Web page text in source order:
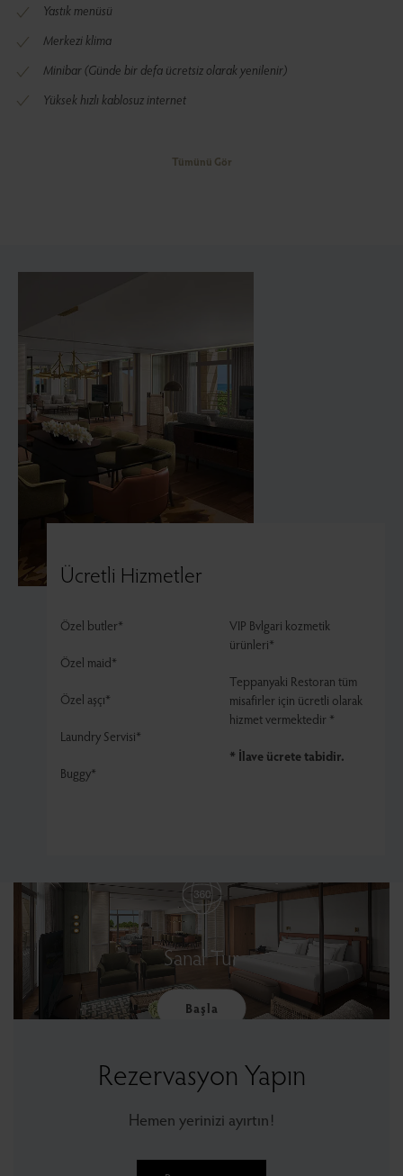
Yastık menüsü
Merkezi klima
Minibar (Günde bir defa ücretsiz olarak yenilenir)
Yüksek hızlı kablosuz internet
Tümünü Gör
Ücretli Hizmetler
Özel butler*
Özel maid*
Özel aşçı*
Laundry Servisi*
Buggy*
VIP Bvlgari kozmetik
ürünleri*
Teppanyaki Restoran tüm
misafirler için ücretli olarak
hizmet vermektedir *
* İlave ücrete tabidir.
Sanal Tur
Başla
Rezervasyon Yapın
Hemen yerinizi ayırtın!